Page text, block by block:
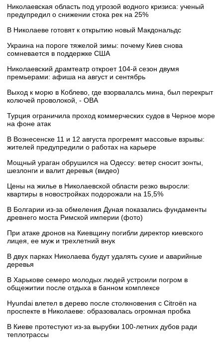
Николаевская область под угрозой водного кризиса: ученый
предупредил о снижении стока рек на 25%
В Николаеве готовят к открытию новый Макдональдс
Украина на пороге тяжелой зимы: почему Киев снова
сомневается в поддержке США
Николаевский драмтеатр откроет 104-й сезон двумя
премьерами: афиша на август и сентябрь
Выход к морю в Коблево, где взорвалалсь мина, был перекрыт
колючей проволокой, - ОВА
Турция ограничила проход коммерческих судов в Черное море
на фоне атак
В Вознесенске 11 и 12 августа прогремят массовые взрывы:
жителей предупредили о работах на карьере
Мощный ураган обрушился на Одессу: ветер сносит зонты,
шезлонги и валит деревья (видео)
Цены на жилье в Николаевской области резко выросли:
квартиры в новостройках подорожали на 15,5%
В Болгарии из-за обмеления Дуная показались фундаменты
древнего моста Римской империи (фото)
При атаке дронов на Киевщину погибли директор киевского
лицея, ее муж и трехлетний внук
В двух парках Николаева будут удалять сухие и аварийные
деревья
В Харькове семеро молодых людей устроили погром в
общежитии после отдыха в банном комплексе
Hyundai влетел в дерево после столкновения с Citroën на
проспекте в Николаеве: образовалась огромная пробка
В Киеве протестуют из-за вырубки 100-летних дубов ради
теплотрассы